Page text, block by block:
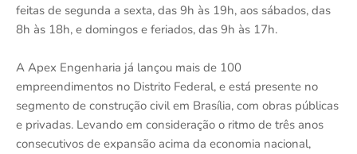
feitas de segunda a sexta, das 9h às 19h, aos sábados, das
8h às 18h, e domingos e feriados, das 9h às 17h.
A Apex Engenharia já lançou mais de 100
empreendimentos no Distrito Federal, e está presente no
segmento de construção civil em Brasília, com obras públicas
e privadas. Levando em consideração o ritmo de três anos
consecutivos de expansão acima da economia nacional,